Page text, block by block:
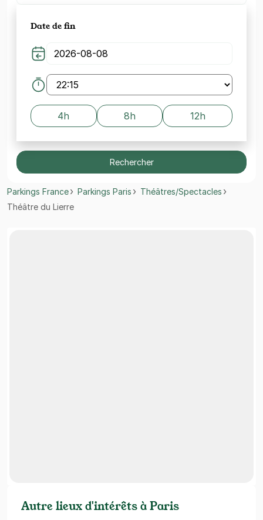
Date de fin
4h 8h 12h
Rechercher
Parkings France Parkings Paris
Théâtres/Spectacles
Théâtre du Lierre
Autre lieux d'intérêts à Paris